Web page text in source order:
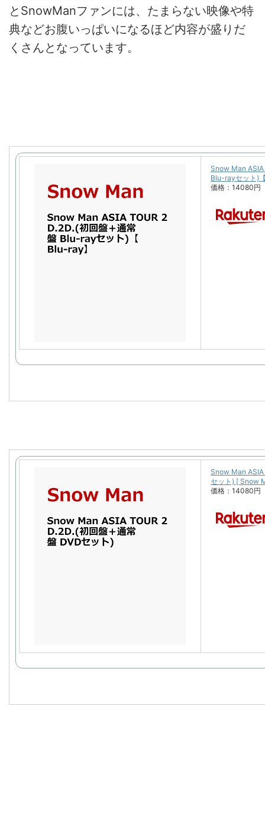
とSnowManファンには、たまらない映像や特
典などお腹いっぱいになるほど内容が盛りだ
くさんとなっています。
Snow Man
Blu-rayセット)
価格：14080円
Snow Man
セット) [ Snow
価格：14080円